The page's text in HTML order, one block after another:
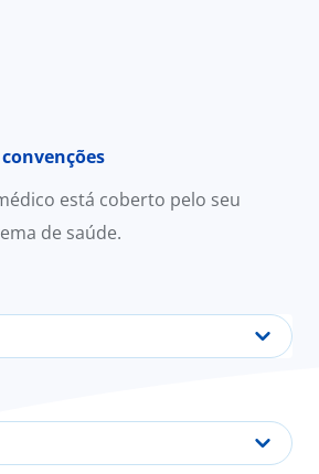
está coberto pelo seu
de saúde.